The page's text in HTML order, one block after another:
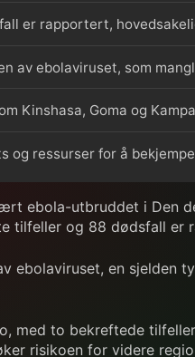
er rapportert,
av ebolaviruset, som
Kinshasa, Goma og
og ressurser for å
ebola-utbruddet i Den
tilfeller og 88 dødsfall er
ebolaviruset, en sjelden
med to bekreftede
risikoen for videre